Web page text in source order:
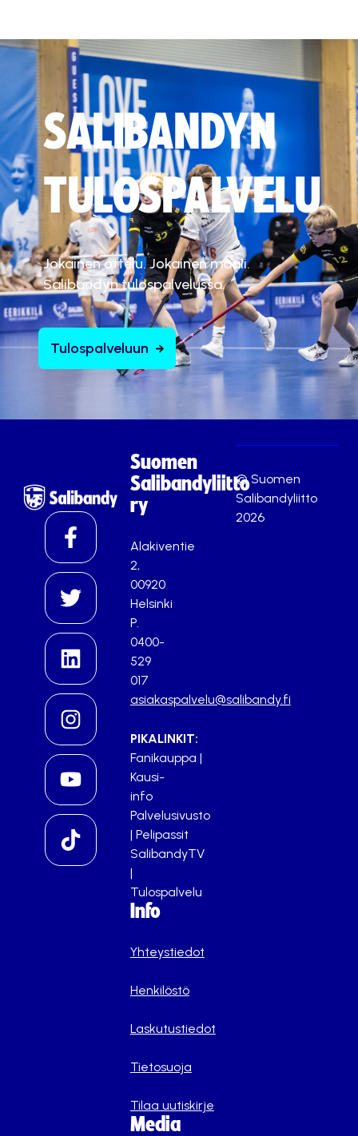
SALIBANDYN
TULOSPALVELU
Jokainen ottelu. Jokainen maali.
Salibandyn tulospalvelussa.
Tulospalveluun
Suomen
Salibandyliitto
ry
Alakiventie
2,
00920
Helsinki
P.
0400-
529
017
asiakaspalvelu@salibandy.fi
PIKALINKIT:
Fanikauppa |
Kausi-
info
Palvelusivusto
| Pelipassit
SalibandyTV
|
Tulospalvelu
Info
Yhteystiedot
Henkilöstö
Laskutustiedot
Tietosuoja
Tilaa uutiskirje
Media
© Suomen
Salibandyliitto
2026